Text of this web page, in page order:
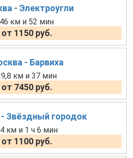
- Электроугли
46 км и 52 мин
от 1150 руб.
- Барвиха
км и 37 мин
от 7450 руб.
Звёздный городок
км и 1 ч 6 мин
от 1100 руб.